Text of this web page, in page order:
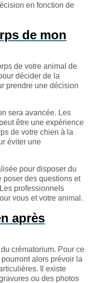
en fonction de
de mon
de votre animal de
décider de la
prendre une décision
sera avancée. Les
être une expérience
de votre chien à la
éviter une
pour disposer du
poser des questions et
professionnels
vous et votre animal.
après
crématorium. Pour ce
alors prévoir la
Il existe
ou des photos